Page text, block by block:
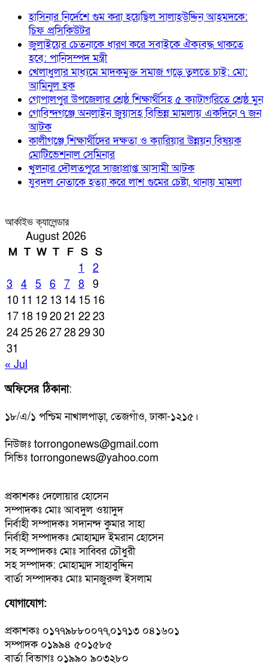
হাসিনার নির্দেশে গুম করা হয়েছিল সালাহউদ্দিন আহমদকে:
চিফ প্রসিকিউটর
জুলাইয়ের চেতনাকে ধারণ করে সবাইকে ঐক্যবদ্ধ থাকতে
হবে: পানিসম্পদ মন্ত্রী
খেলাধুলার মাধ্যমে মাদকমুক্ত সমাজ গড়ে তুলতে চাই: মো:
আমিনুল হক
গোপালপুর উপজেলার শ্রেষ্ঠ শিক্ষার্থীসহ ৫ ক্যাটাগরিতে শ্রেষ্ঠ মুন
গোবিন্দগঞ্জে অনলাইন জুয়াসহ বিভিন্ন মামলায় একদিনে ৭ জন
আটক
কালীগঞ্জে শিক্ষার্থীদের দক্ষতা ও ক্যারিয়ার উন্নয়ন বিষয়ক
মোটিভেশনাল সেমিনার
খুলনার দৌলতপুরে সাজাপ্রাপ্ত আসামী আটক
যুবদল নেতাকে হত্যা করে লাশ গুমের চেষ্টা, থানায় মামলা
আর্কাইভ ক্যালেন্ডার
August 2026
M T W T F S S
1
2
3
4 5 6 7 8
9
10 11 12 13 14 15 16
17 18 192021 2223
24252627282930
31
« Jul
অফিসের ঠিকানা:
১৮/এ/১ পশ্চিম নাখালপাড়া, তেজগাঁও, ঢাকা-১২১৫।
নিউজঃ torrongonews@gmail.com
সিভিঃ torrongonews@yahoo.com
প্রকাশকঃ দেলোয়ার হোসেন
সম্পাদকঃ মোঃ আবদুল ওয়াদুদ
নির্বাহী সম্পাদকঃ সদানন্দ কুমার সাহা
নির্বাহী সম্পাদকঃ মোহাম্মদ ইমরান হোসেন
সহ সম্পাদকঃ মোঃ সাব্বির চৌধুরী
সহ সম্পাদক: মোহাম্মদ সাহাবুদ্দিন
বার্তা সম্পাদকঃ মোঃ মানজুরুল ইসলাম
যোগাযোগ:
প্রকাশকঃ ০১৭৭৯৮৮০০৭৭,০১৭১৩ ০৪১৬০১
সম্পাদক ০১৯৯৪ ৫০১৫৮৫
বার্তা বিভাগঃ ০১৯৯০ ৯০৩২৮০